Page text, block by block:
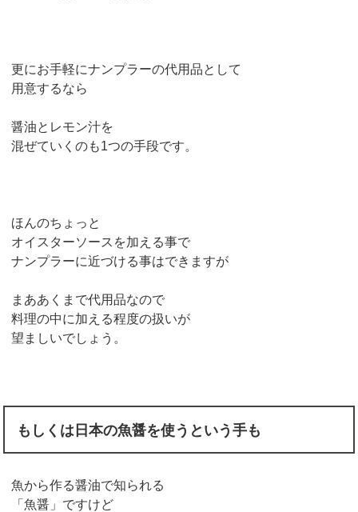
更にお手軽にナンプラーの代用品として
用意するなら
醤油とレモン汁を
混ぜていくのも1つの手段です。
ほんのちょっと
オイスターソースを加える事で
ナンプラーに近づける事はできますが
まああくまで代用品なので
料理の中に加える程度の扱いが
望ましいでしょう。
もしくは日本の魚醤を使うという手も
魚から作る醤油で知られる
「魚醤」ですけど